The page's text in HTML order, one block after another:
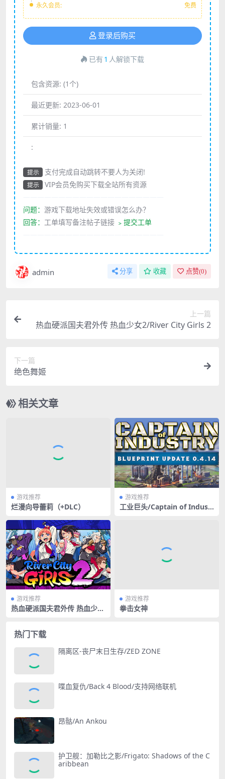
永久会员:
免费
登录后购买
已有 1 人解锁下载
包含资源: (1个)
最近更新: 2023-06-01
累计销量: 1
:
提示 支付完成自动跳转不要人为关闭!
提示
VIP会员免购买下载全站所有资源
问题： 游戏下载地址失效或错误怎么办？
回答： 工单填写备注帖子链接 ﹥提交工单
admin 分享 收藏 点赞(0)
上一篇
热血硬派国夫君外传 热血少女2/River City Girls 2
下一篇
绝色舞姬
相关文章
游戏推荐
烂漫向导蕾莉（+DLC）
游戏推荐
工业巨头/Captain of Industr
游戏推荐
热血硬派国夫君外传 热血少女
游戏推荐
拳击女神
热门下载
隔离区-丧尸末日生存/ZED ZONE
喋血复仇/Back 4 Blood/支持网络联机
昂骷/An Ankou
护卫舰：加勒比之影/Frigato: Shadows of the C
aribbean